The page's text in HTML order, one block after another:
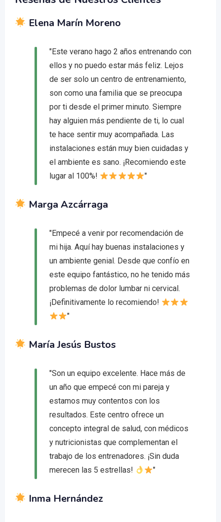
Elena Marín Moreno
"Este verano hago 2 años entrenando con
ellos y no puedo estar más feliz. Lejos
de ser solo un centro de entrenamiento,
son como una familia que se preocupa
por ti desde el primer minuto. Siempre
hay alguien más pendiente de ti, lo cual
te hace sentir muy acompañada. Las
instalaciones están muy bien cuidadas y
el ambiente es sano. ¡Recomiendo este
lugar al 100%!
"
Marga Azcárraga
"Empecé a venir por recomendación de
mi hija. Aquí hay buenas instalaciones y
un ambiente genial. Desde que confío en
este equipo fantástico, no he tenido más
problemas de dolor lumbar ni cervical.
¡Definitivamente lo recomiendo!
"
María Jesús Bustos
"Son un equipo excelente. Hace más de
un año que empecé con mi pareja y
estamos muy contentos con los
resultados. Este centro ofrece un
concepto integral de salud, con médicos
y nutricionistas que complementan el
trabajo de los entrenadores. ¡Sin duda
merecen las 5 estrellas!
"
Inma Hernández